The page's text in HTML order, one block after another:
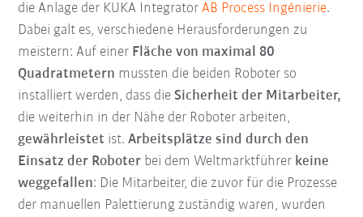
die Anlage der KUKA IntegratorAB Process Ingénierie.
Dabei galt es, verschiedene Herausforderungen zu
meistern: Auf einer Fläche von maximal 80
Quadratmetern mussten die beiden Roboter so
installiert werden, dass dieSicherheit der Mitarbeiter,
die weiterhin in der Nähe der Roboter arbeiten,
gewährleistet ist.Arbeitsplätze sind durch den
Einsatz der Roboter bei dem Weltmarktführer keine
weggefallen: Die Mitarbeiter, die zuvor für die Prozesse
der manuellen Palettierung zuständig waren, wurden